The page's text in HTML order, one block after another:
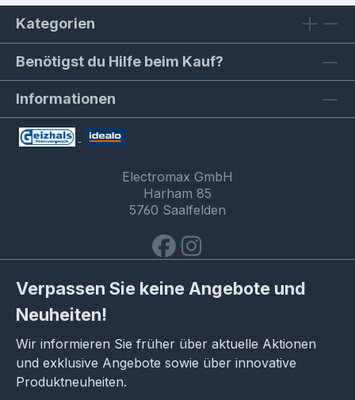
Kategorien
Benötigst du Hilfe beim Kauf?
Informationen
Electromax GmbH
Harham 85
5760 Saalfelden
Verpassen Sie keine Angebote und
Neuheiten!
Wir informieren Sie früher über aktuelle Aktionen
und exklusive Angebote sowie über innovative
Produktneuheiten.